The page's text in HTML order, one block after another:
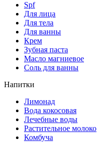
Spf
Для лица
Для тела
Для ванны
Крем
Зубная паста
Масло магниевое
Соль для ванны
Напитки
Лимонад
Вода кокосовая
Лечебные воды
Растительное молоко
Комбуча